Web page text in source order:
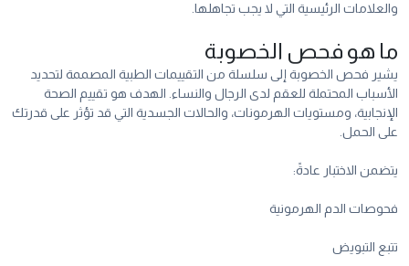
والعلامات الرئيسية التي لا يجب تجاهلها.
ما هو فحص الخصوبة
يشير فحص الخصوبة إلى سلسلة من التقييمات الطبية المصممة لتحديد
الأسباب المحتملة للعقم لدى الرجال والنساء. الهدف هو تقييم الصحة
الإنجابية، ومستويات الهرمونات، والحالات الجسدية التي قد تؤثر على قدرتك
على الحمل.
يتضمن الاختبار عادةً:
فحوصات الدم الهرمونية
تتبع التبويض